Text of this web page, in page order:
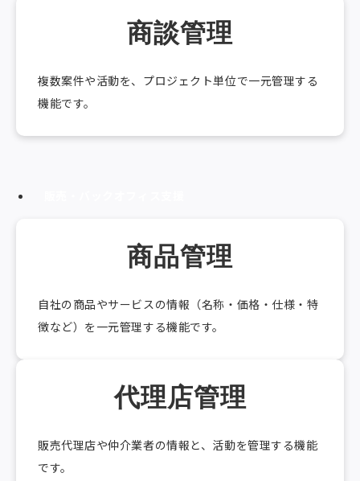
商談管理
複数案件や活動を、プロジェクト単位で一元管理する
機能です。
商品管理
自社の商品やサービスの情報（名称・価格・仕様・特
徴など）を一元管理する機能です。
代理店管理
販売代理店や仲介業者の情報と、活動を管理する機能
です。